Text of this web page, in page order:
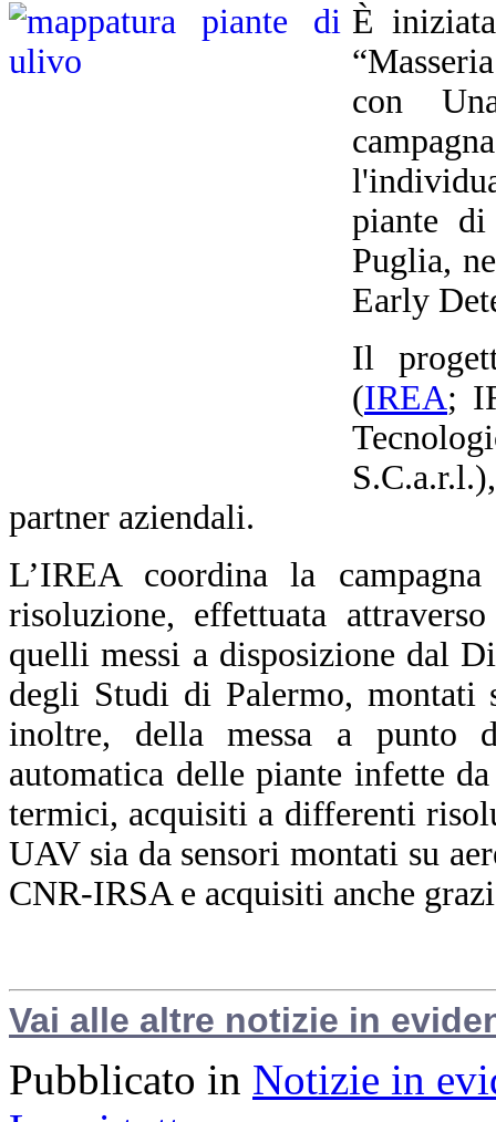
È
con
piante
Puglia,
Early
Il
(IREA;
partner aziendali.
L’IREA coordina la
risoluzione, effettuata
quelli messi a disposizione dal
degli Studi di Palermo, montati
inoltre, della messa a punto
automatica delle piante infette
termici, acquisiti a differenti
UAV sia da sensori montati su
CNR-IRSA e acquisiti anche
Vai alle altre notizie in
Pubblicato in Notizie in